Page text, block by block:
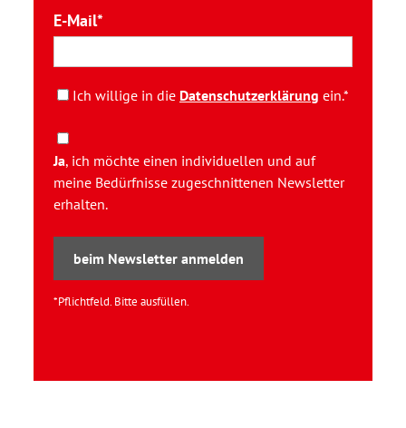
E-Mail
Ich willige in die Datenschutzerklärung ein.*
Ja, ich möchte einen individuellen und auf
meine Bedürfnisse zugeschnittenen Newsletter
erhalten.
beim Newsletter anmelden
*Pflichtfeld. Bitte ausfüllen.